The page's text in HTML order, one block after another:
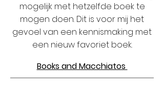
mogelijk met hetzelfde boek te
mogen doen. Dit is voor mij het
gevoel van een kennismaking met
een nieuw favoriet boek.
Books and Macchiatos